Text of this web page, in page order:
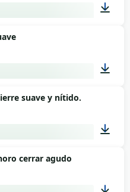
suave y nítido.
cerrar agudo